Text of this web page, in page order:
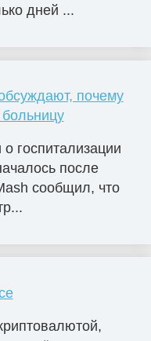
дней ...
почему
госпитализации
после
сообщил, что